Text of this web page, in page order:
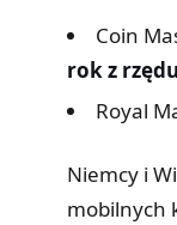
Coin
rok z rzędu
Royal
Niemcy i
mobilnych